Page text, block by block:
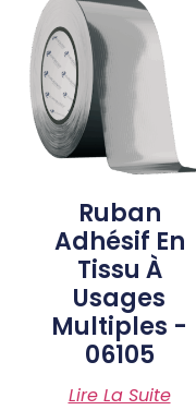
Ruban
Adhésif En
Tissu À
Usages
Multiples -
06105
Lire La Suite